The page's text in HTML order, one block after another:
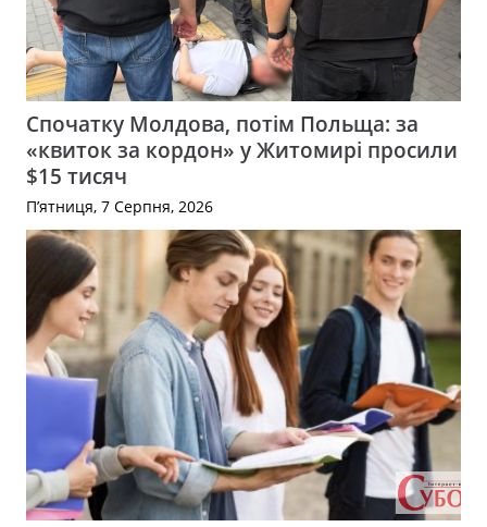
Спочатку Молдова, потім Польща: за
«квиток за кордон» у Житомирі просили
$15 тисяч
П’ятниця, 7 Серпня, 2026